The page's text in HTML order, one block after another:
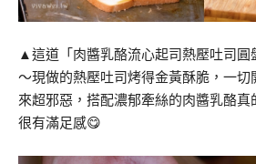
▲這道「肉醬乳酪流心起司熱壓吐司圓
～現做的熱壓吐司烤得金黃酥脆，一切
來超邪惡，搭配濃郁牽絲的肉醬乳酪
很有滿足感😋